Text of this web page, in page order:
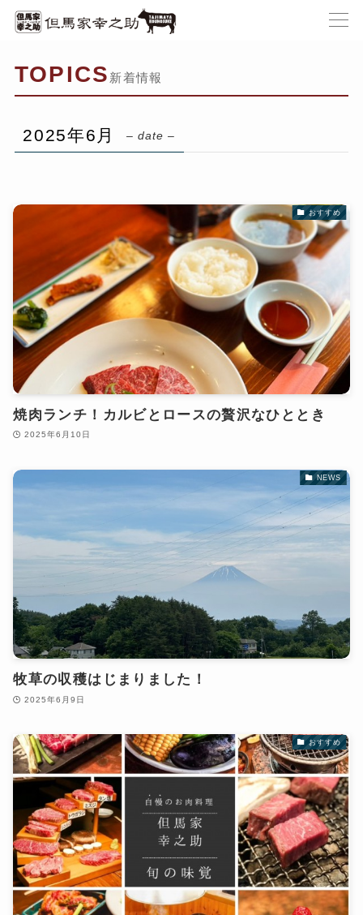
TOPICS 新着情報
2025年6月 – date –
おすすめ
焼肉ランチ！カルビとロースの贅沢なひととき
2025年6月10日
NEWS
牧草の収穫はじまりました！
2025年6月9日
おすすめ